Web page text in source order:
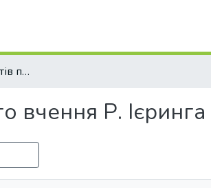
Щодо деяких аспектів політико-правового вчення Р. Ієринга
вчення Р. Ієринга